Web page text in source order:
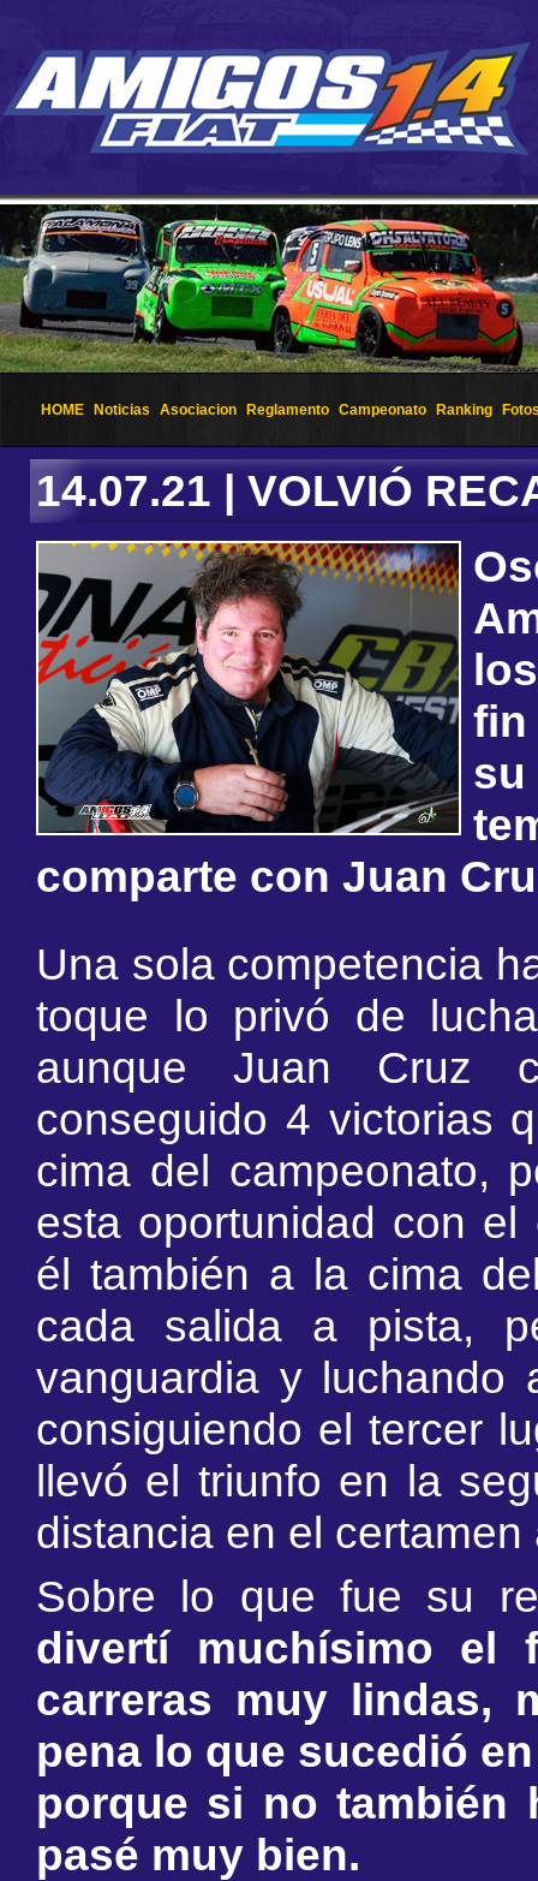
HOME Noticias Asociacion Reglamento Campeonato Ranking
14.07.21 | VOLVIÓ
comparte con Juan
Una sola competencia
toque lo privó de
aunque Juan Cruz
conseguido 4 victorias
cima del campeonato,
esta oportunidad con
él también a la cima
cada salida a pista,
vanguardia y luchando
consiguiendo el tercer
llevó el triunfo en la
distancia en el certamen
Sobre lo que fue su
divertí muchísimo el
carreras muy lindas,
pena lo que sucedió
porque si no también
pasé muy bien.